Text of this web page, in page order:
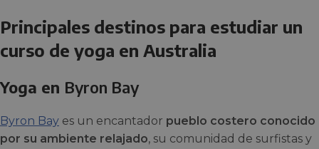
Principales destinos para estudiar un
curso de yoga en Australia
Yoga en Byron Bay
Byron Bay es un encantador pueblo costero conocido
por su ambiente relajado, su comunidad de surfistas y